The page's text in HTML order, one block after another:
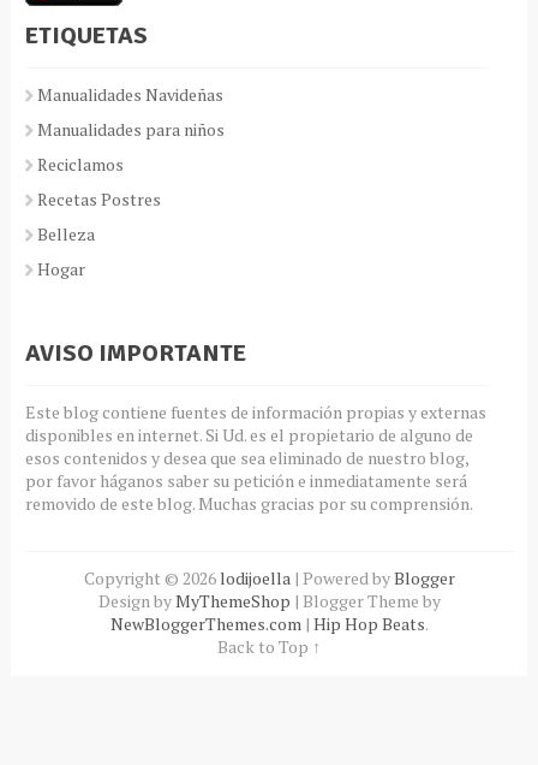
ETIQUETAS
Manualidades Navideñas
Manualidades para niños
Reciclamos
Recetas Postres
Belleza
Hogar
AVISO IMPORTANTE
Este blog contiene fuentes de información propias y externas
disponibles en internet. Si Ud. es el propietario de alguno de
esos contenidos y desea que sea eliminado de nuestro blog,
por favor háganos saber su petición e inmediatamente será
removido de este blog. Muchas gracias por su comprensión.
Copyright © 2026 lodijoella| Powered byBlogger
Design byMyThemeShop | Blogger Theme by
NewBloggerThemes.com| Hip Hop Beats.
Back to Top ↑